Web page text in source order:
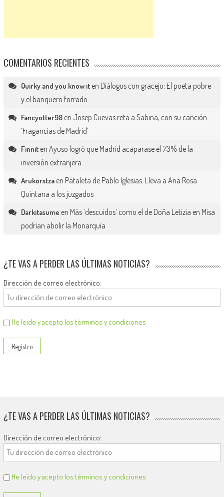
COMENTARIOS RECIENTES
Quirky and you know iten Diálogos con gracejo: El poeta pobre
y el banquero forrado
Fancyotter98en Josep Cuevas reta a Sabina, con su canción
‘Fragancias de Madrid’
Finniten Ayuso logró que Madrid acaparase el 73% de la
inversión extranjera
Arukorstzaen Pataleta de Pablo Iglesias: Lleva a Ana Rosa
Quintana a los juzgados
Darkitasume en Más ‘descuidos’ como el de Doña Letizia en Misa
podrían abolir la Monarquía
¿TE VAS A PERDER LAS ÚLTIMAS NOTICIAS?
Dirección de correo electrónico:
He leído y acepto los términos y condiciones
¿TE VAS A PERDER LAS ÚLTIMAS NOTICIAS?
Dirección de correo electrónico:
He leído y acepto los términos y condiciones